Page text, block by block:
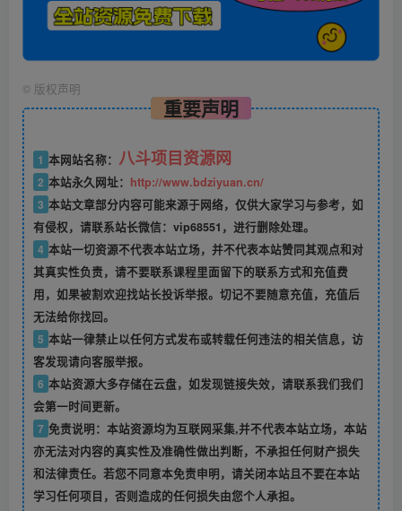
© 版权声明
重要声明
1 本网站名称： 八斗项目资源网
2 本站永久网址： http://www.bdziyuan.cn/
3 本站文章部分内容可能来源于网络，仅供大家学习与参考，如
有侵权，请联系站长微信：vip68551，进行删除处理。
4 本站一切资源不代表本站立场，并不代表本站赞同其观点和对
其真实性负责，请不要联系课程里面留下的联系方式和充值费
用，如果被割欢迎找站长投诉举报。切记不要随意充值，充值后
无法给你找回。
5 本站一律禁止以任何方式发布或转载任何违法的相关信息，访
客发现请向客服举报。
6 本站资源大多存储在云盘，如发现链接失效，请联系我们我们
会第一时间更新。
7 免责说明：本站资源均为互联网采集,并不代表本站立场，本站
亦无法对内容的真实性及准确性做出判断，不承担任何财产损失
和法律责任。若您不同意本免责申明，请关闭本站且不要在本站
学习任何项目，否则造成的任何损失由您个人承担。